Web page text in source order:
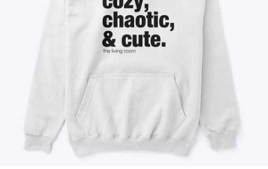
Verkoop overal
Verkoop alles
US$ 32,99